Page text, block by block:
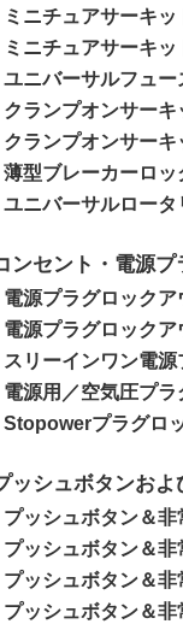
ミニチュアサーキ
ミニチュアサーキ
ユニバーサルフュー
クランプオンサーキ
クランプオンサーキ
薄型ブレーカーロッ
ユニバーサルロータ
ンセント・電源プ
電源プラグロック
電源プラグロック
スリーインワン電源
電源用／空気圧プラ
Stopowerプラグロ
ッシュボタンおよ
プッシュボタン＆
プッシュボタン＆
プッシュボタン＆
プッシュボタン＆